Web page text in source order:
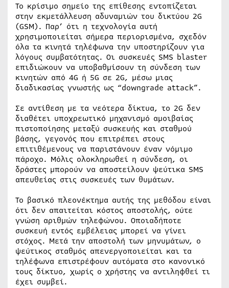
Το κρίσιμο σημείο της επίθεσης εντοπίζεται
στην εκμετάλλευση αδυναμιών του δικτύου 2G
(GSM). Παρ’ ότι η τεχνολογία αυτή
χρησιμοποιείται σήμερα περιορισμένα, σχεδόν
όλα τα κινητά τηλέφωνα την υποστηρίζουν για
λόγους συμβατότητας. Οι συσκευές SMS blaster
επιδιώκουν να υποβαθμίσουν τη σύνδεση των
κινητών από 4G ή 5G σε 2G, μέσω μιας
διαδικασίας γνωστής ως “downgrade attack”.
Σε αντίθεση με τα νεότερα δίκτυα, το 2G δεν
διαθέτει υποχρεωτικό μηχανισμό αμοιβαίας
πιστοποίησης μεταξύ συσκευής και σταθμού
βάσης, γεγονός που επιτρέπει στους
επιτιθέμενους να παριστάνουν έναν νόμιμο
πάροχο. Μόλις ολοκληρωθεί η σύνδεση, οι
δράστες μπορούν να αποστείλουν ψεύτικα SMS
απευθείας στις συσκευές των θυμάτων.
Το βασικό πλεονέκτημα αυτής της μεθόδου είναι
ότι δεν απαιτείται κόστος αποστολής, ούτε
γνώση αριθμών τηλεφώνου. Οποιαδήποτε
συσκευή εντός εμβέλειας μπορεί να γίνει
στόχος. Μετά την αποστολή των μηνυμάτων, ο
ψεύτικος σταθμός απενεργοποιείται και τα
τηλέφωνα επιστρέφουν αυτόματα στο κανονικό
τους δίκτυο, χωρίς ο χρήστης να αντιληφθεί τι
έχει συμβεί.